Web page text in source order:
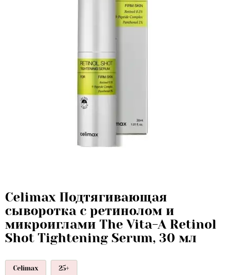
Celimax Подтягивающая
сыворотка с ретинолом и
микроиглами The Vita-A Retinol
Shot Tightening Serum, 30 мл
Celimax 25+